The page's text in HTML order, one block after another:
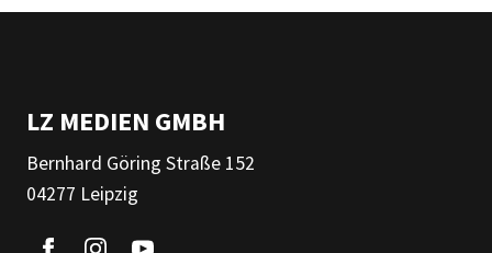
LZ MEDIEN GMBH
Bernhard Göring Straße 152
04277 Leipzig